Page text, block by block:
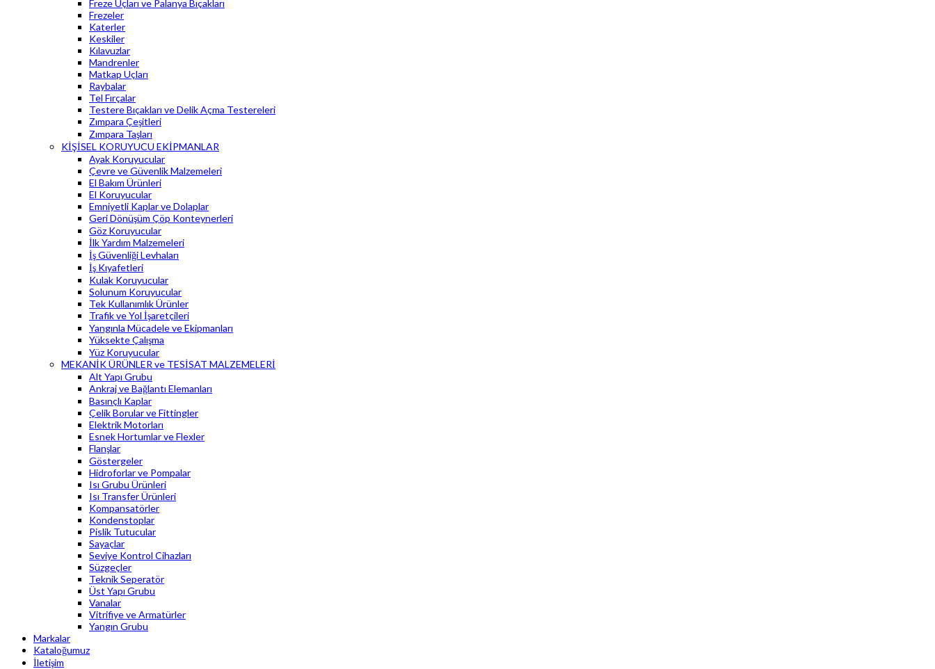
Freze Uçları ve Palanya Bıçakları
Frezeler
Katerler
Keskiler
Kılavuzlar
Mandrenler
Matkap Uçları
Raybalar
Tel Fırçalar
Testere Bıçakları ve Delik Açma Testereleri
Zımpara Çeşitleri
Zımpara Taşları
KİŞİSEL KORUYUCU EKİPMANLAR
Ayak Koruyucular
Çevre ve Güvenlik Malzemeleri
El Bakım Ürünleri
El Koruyucular
Emniyetli Kaplar ve Dolaplar
Geri Dönüşüm Çöp Konteynerleri
Göz Koruyucular
İlk Yardım Malzemeleri
İş Güvenliği Levhaları
İş Kıyafetleri
Kulak Koruyucular
Solunum Koruyucular
Tek Kullanımlık Ürünler
Trafik ve Yol İşaretçileri
Yangınla Mücadele ve Ekipmanları
Yüksekte Çalışma
Yüz Koruyucular
MEKANİK ÜRÜNLER ve TESİSAT MALZEMELERİ
Alt Yapı Grubu
Ankraj ve Bağlantı Elemanları
Basınçlı Kaplar
Çelik Borular ve Fittingler
Elektrik Motorları
Esnek Hortumlar ve Flexler
Flanşlar
Göstergeler
Hidroforlar ve Pompalar
Isı Grubu Ürünleri
Isı Transfer Ürünleri
Kompansatörler
Kondenstoplar
Pislik Tutucular
Sayaçlar
Seviye Kontrol Cihazları
Süzgeçler
Teknik Seperatör
Üst Yapı Grubu
Vanalar
Vitrifiye ve Armatürler
Yangın Grubu
Markalar
Kataloğumuz
İletişim